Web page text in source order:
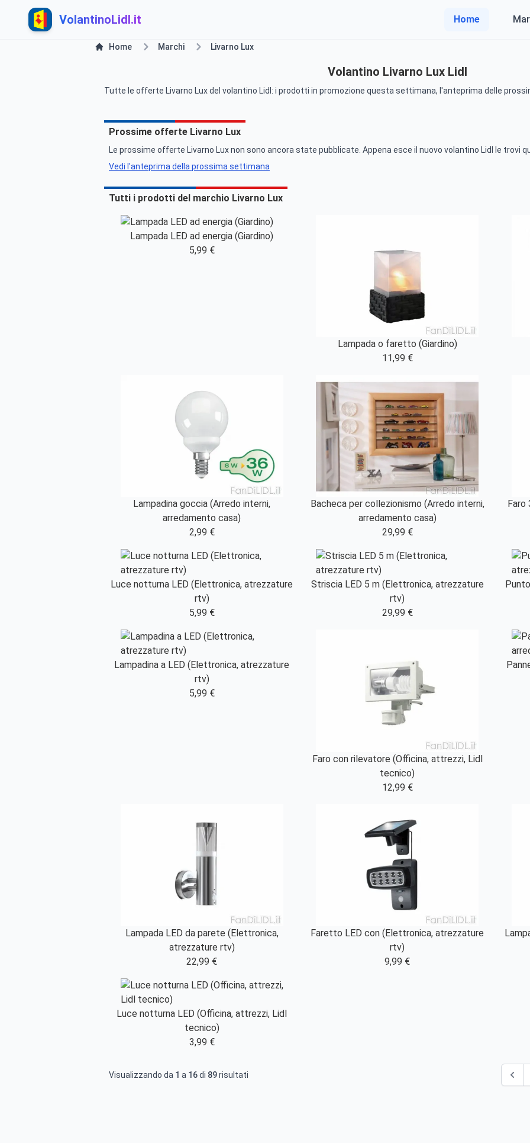
VolantinoLidl.it Home
Home Marchi Livarno Lux
Volantino Livarno Lux Lidl
Tutte le offerte Livarno Lux del volantino Lidl: i prodotti in promozione questa settimana, l'anteprima delle
Prossime offerte Livarno Lux
Le prossime offerte Livarno Lux non sono ancora state pubblicate. Appena esce il nuovo volantino Lidl le trovi
Vedi l'anteprima della prossima settimana
Tutti i prodotti del marchio Livarno Lux
Lampada LED ad energia (Giardino)
5,99 €
Lampada o faretto (Giardino)
11,99 €
Lampadina goccia (Arredo interni,
arredamento casa)
2,99 €
Bacheca per collezionismo (Arredo interni,
arredamento casa)
29,99 €
Luce notturna LED (Elettronica, atrezzature
rtv)
5,99 €
Striscia LED 5 m (Elettronica, atrezzature
rtv)
29,99 €
Lampadina a LED (Elettronica, atrezzature
rtv)
5,99 €
Faro con rilevatore (Officina, attrezzi, Lidl
tecnico)
12,99 €
Lampada LED da parete (Elettronica,
atrezzature rtv)
22,99 €
Faretto LED con (Elettronica, atrezzature
rtv)
9,99 €
Luce notturna LED (Officina, attrezzi, Lidl
tecnico)
3,99 €
Visualizzando da 1 a 16di 89risultati